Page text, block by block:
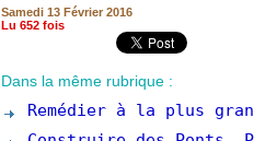
Samedi 13 Février 2016
Lu 652 fois
Dans la même rubrique :
Remédier à la plus